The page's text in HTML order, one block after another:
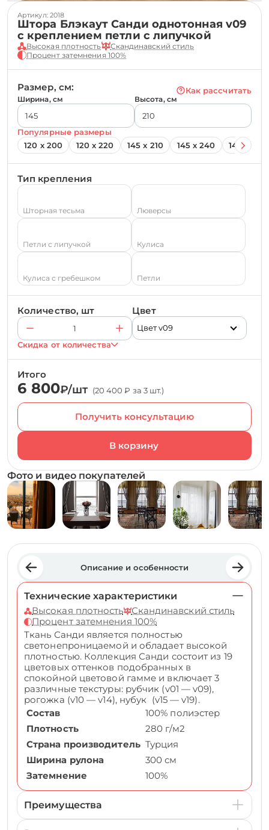
Артикул: 2018
Штора Блэкаут Санди однотонная v09
с креплением петли с липучкой
Высокая плотность
Скандинавский стиль
Процент затемнения 100%
Размер, см: Как рассчитать
Ширина, см Высота, см
Популярные размеры
120 х 200
120 х 220 145 х 210 145 х 240 145 х 260
Тип крепления
Шторная тесьма Люверсы
Петли с липучкой Кулиса
Кулиса с гребешком Петли
Количество, шт Цвет
Цвет v09
Скидка от количества
Итого
6 800₽/шт (20 400 ₽ за 3 шт.)
Получить консультацию
Фото и видео покупателей
Описание и особенности
Технические характеристики
Высокая плотность
Скандинавский стиль
Процент затемнения 100%
Ткань Санди является полностью
светонепроницаемой и обладает высокой
плотностью. Коллекция Санди состоит из 19
цветовых оттенков подобранных в
спокойной цветовой гамме и включает 3
различные текстуры: рубчик (v01 — v09),
рогожка (v10 — v14), нубук (v15 — v19).
Состав
100% полиэстер
Плотность
280 г/м2
Страна производитель Турция
Ширина рулона
300 см
Затемнение
100%
Преимущества